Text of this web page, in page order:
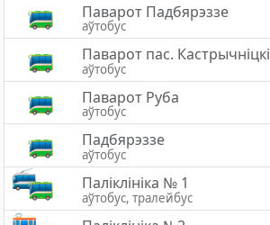
Паварот Падбярэззе
аўтобус
Паварот пас. Кастрычніцкі
аўтобус
Паварот Руба
аўтобус
Падбярэззе
аўтобус
Паліклініка № 1
аўтобус, тралейбус